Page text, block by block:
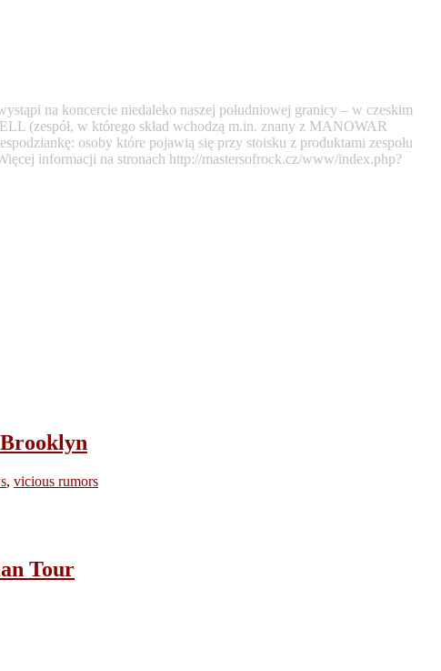
na koncercie niedaleko naszej południowej granicy – w czeskim
(zespół, w którego skład wchodzą m.in. znany z MANOWAR
osoby które pojawią się przy stoisku z produktami zespołu
informacji na stronach http://mastersofrock.cz/www/index.php?
, vicious rumors
Tour